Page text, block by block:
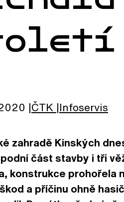
ČTK Infoservis
zahradě Kinských
část stavby i tři
konstrukce prohořela
a příčinu ohně